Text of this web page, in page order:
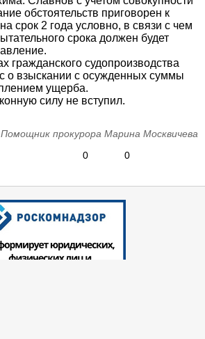
обстоятельств приговорен к
срок 2 года условно, в связи с чем
срока должен будет
гражданского судопроизводства
о взыскании с осужденных суммы
ущерба.
силу не вступил.
Помощник прокурора Марина Москвичева
0
0